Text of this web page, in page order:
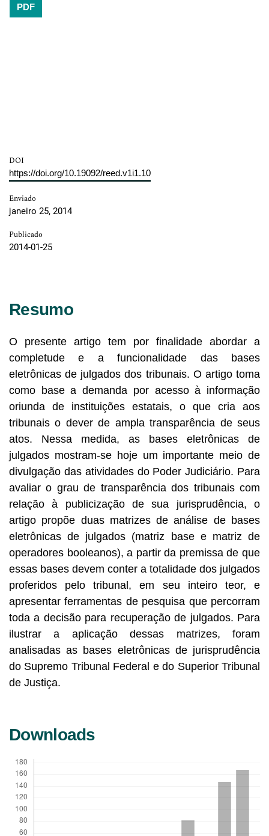
PDF
DOI
https://doi.org/10.19092/reed.v1i1.10
Enviado
janeiro 25, 2014
Publicado
2014-01-25
Resumo
O presente artigo tem por finalidade abordar a
completude e a funcionalidade das bases
eletrônicas de julgados dos tribunais. O artigo toma
como base a demanda por acesso à informação
oriunda de instituições estatais, o que cria aos
tribunais o dever de ampla transparência de seus
atos. Nessa medida, as bases eletrônicas de
julgados mostram-se hoje um importante meio de
divulgação das atividades do Poder Judiciário. Para
avaliar o grau de transparência dos tribunais com
relação à publicização de sua jurisprudência, o
artigo propõe duas matrizes de análise de bases
eletrônicas de julgados (matriz base e matriz de
operadores booleanos), a partir da premissa de que
essas bases devem conter a totalidade dos julgados
proferidos pelo tribunal, em seu inteiro teor, e
apresentar ferramentas de pesquisa que percorram
toda a decisão para recuperação de julgados. Para
ilustrar a aplicação dessas matrizes, foram
analisadas as bases eletrônicas de jurisprudência
do Supremo Tribunal Federal e do Superior Tribunal
de Justiça.
Downloads